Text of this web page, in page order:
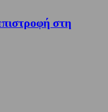
στη